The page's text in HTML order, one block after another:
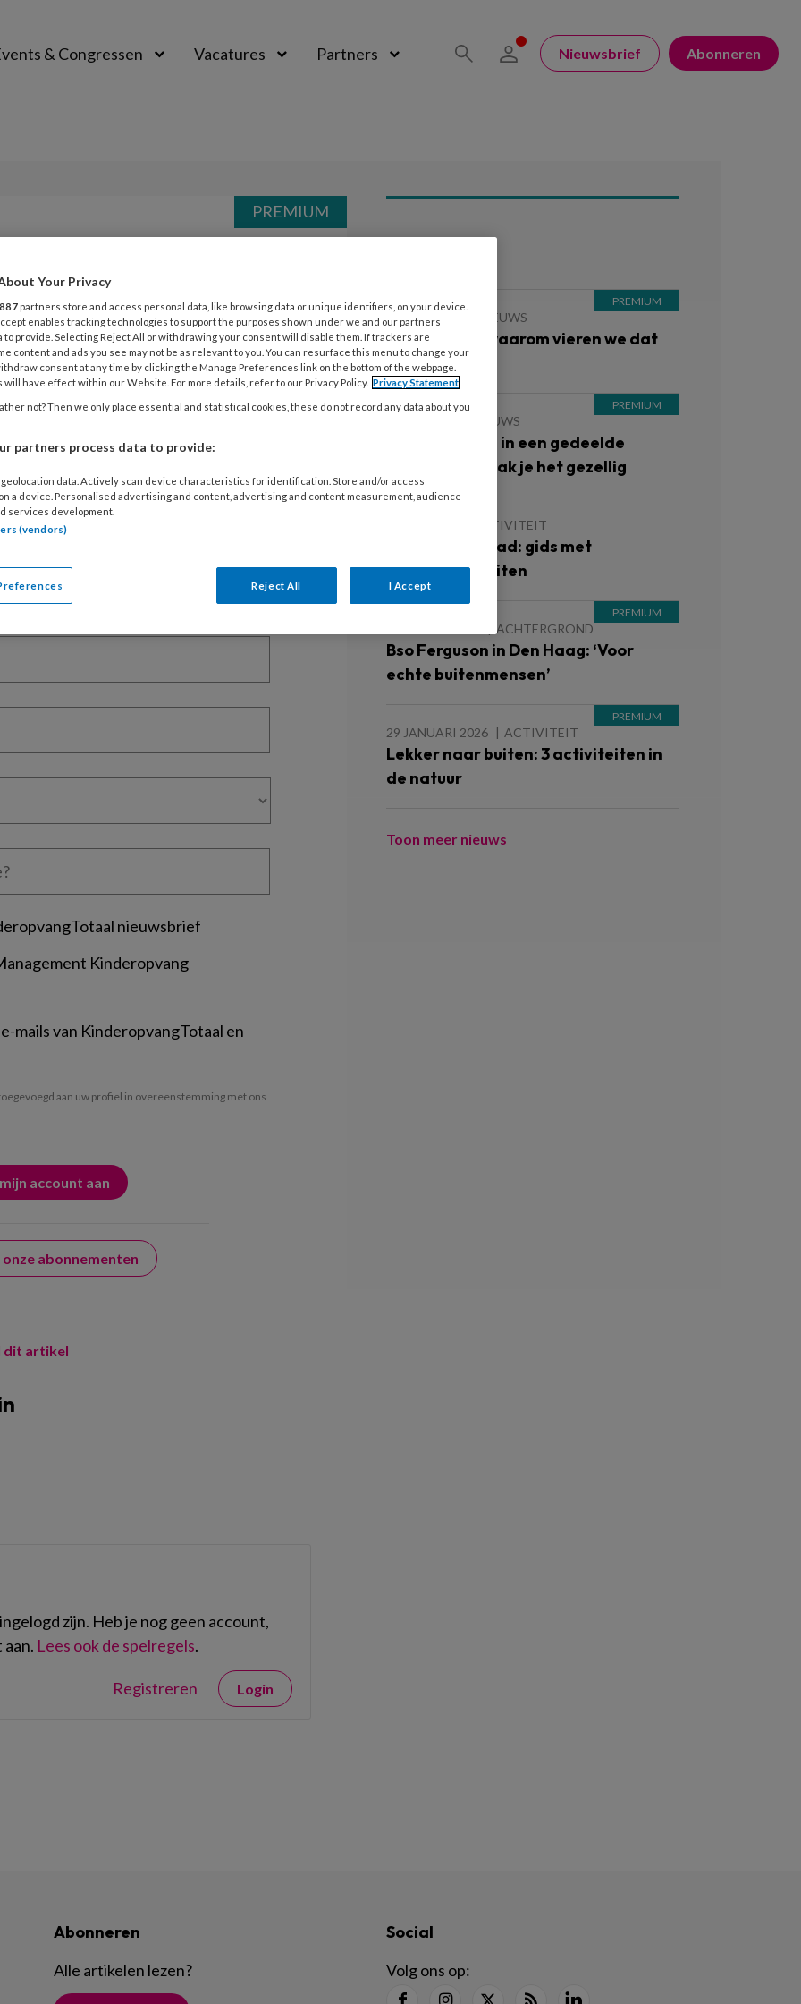
& Congressen Vacatures Partners Nieuwsbrief Abonneren
lezen?
lees 2 artikelen gratis per maand
nieuwsbrief
Kinderopvang
mails van KinderopvangTotaal en
aan uw profiel in overeenstemming met ons
abonnementen
PREMIUM
dit artikel
zijn. Heb je nog geen account,
Lees ook de spelregels.
Registreren Login
Lees ook
22 JUNI 2026 NIEUWS
Modderdag: waarom vieren we dat
eigenlijk?
NIEUWS
Kinderopvang in een gedeelde
ruimte? Zo maak je het gezellig
ACTIVITEIT
Gratis download: gids met
zomeractiviteiten
ACHTERGROND
Bso Ferguson in Den Haag: ‘Voor
echte buitenmensen’
29 JANUARI 2026 ACTIVITEIT
Lekker naar buiten: 3 activiteiten in
de natuur
Toon meer nieuws
Abonneren
Alle artikelen lezen?
Social
Volg ons op:
Your Privacy
887 partners store and access personal data, like browsing data or unique identifiers, on your device.
enables tracking technologies to support the purposes shown under we and our partners
to provide. Selecting Reject All or withdrawing your consent will disable them. If trackers are
content and ads you see may not be as relevant to you. You can resurface this menu to change your
consent at any time by clicking the Manage Preferences link on the bottom of the webpage.
will have effect within our Website. For more details, refer to our Privacy Policy. Privacy Statement
not? Then we only place essential and statistical cookies, these do not record any data about you
partners process data to provide:
data. Actively scan device characteristics for identification. Store and/or access
a device. Personalised advertising and content, advertising and content measurement, audience
services development.
(vendors)
Reject All I Accept